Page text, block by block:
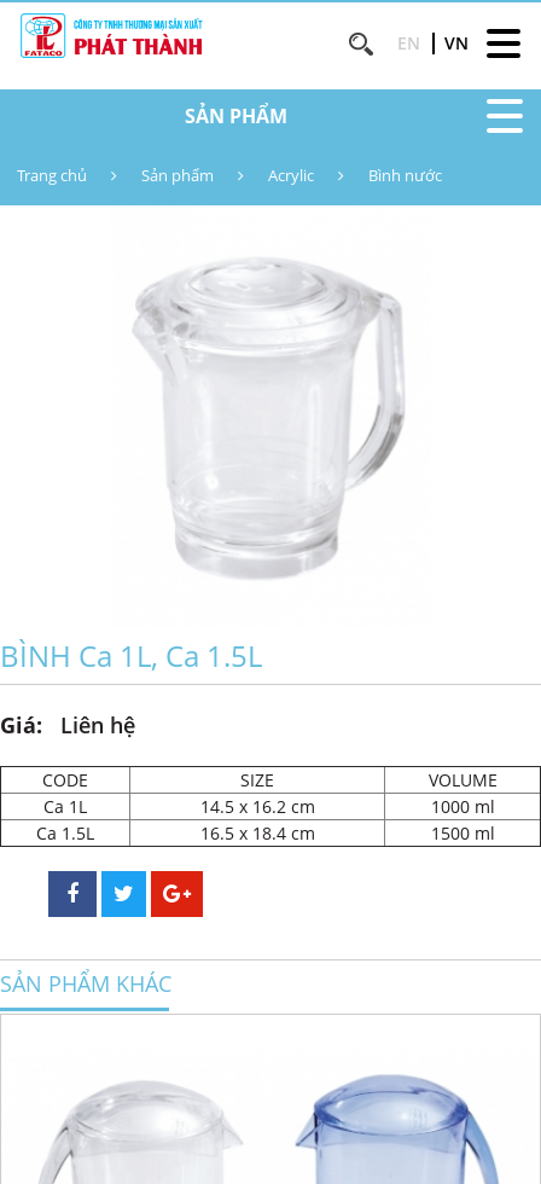
EN VN
SẢN PHẨM
Trang chủ Sản phẩm Acrylic Bình nước
BÌNH Ca 1L, Ca 1.5L
Giá: Liên hệ
CODE SIZE
VOLUME
Ca 1L
14.5 x 16.2 cm
1000 ml
Ca 1.5L
16.5 x 18.4 cm 1500 ml
SẢN PHẨM KHÁC